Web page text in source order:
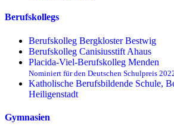
Berufskollegs
Berufskolleg Bergkloster Bestwig
Berufskolleg Canisiusstift Ahaus
Placida-Viel-Berufskolleg Menden
Nominiert für den Deutschen Schulpreis
Katholische Berufsbildende Schule,
Heiligenstadt
Gymnasien